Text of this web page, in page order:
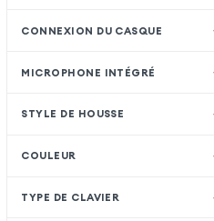
CONNEXION DU CASQUE
MICROPHONE INTÉGRÉ
STYLE DE HOUSSE
COULEUR
TYPE DE CLAVIER